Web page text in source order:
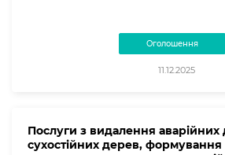
Оголошення
11.12.2025
Послуги з видалення аварійних
сухостійних дерев,